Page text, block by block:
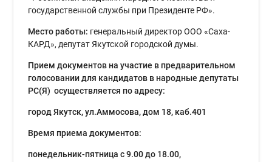
государственной службы при Президенте РФ».
Место работы: генеральный директор ООО «Саха-
КАРД», депутат Якутской городской думы.
Прием документов на участие в предварительном
голосовании для кандидатов в народные депутаты
РС(Я) осуществляется по адресу:
город Якутск, ул.Аммосова, дом 18, каб.401
Время приема документов:
понедельник-пятница с 9.00 до 18.00,